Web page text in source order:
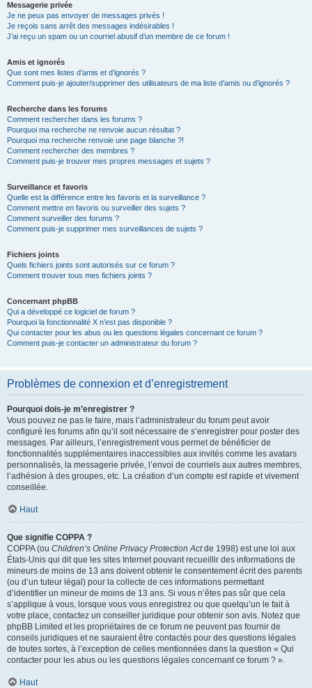
Messagerie privée
Je ne peux pas envoyer de messages privés !
Je reçois sans arrêt des messages indésirables !
J’ai reçu un spam ou un courriel abusif d’un membre de ce forum !
Amis et ignorés
Que sont mes listes d’amis et d’ignorés ?
Comment puis-je ajouter/supprimer des utilisateurs de ma liste d’amis ou d’ignorés ?
Recherche dans les forums
Comment rechercher dans les forums ?
Pourquoi ma recherche ne renvoie aucun résultat ?
Pourquoi ma recherche renvoie une page blanche ?!
Comment rechercher des membres ?
Comment puis-je trouver mes propres messages et sujets ?
Surveillance et favoris
Quelle est la différence entre les favoris et la surveillance ?
Comment mettre en favoris ou surveiller des sujets ?
Comment surveiller des forums ?
Comment puis-je supprimer mes surveillances de sujets ?
Fichiers joints
Quels fichiers joints sont autorisés sur ce forum ?
Comment trouver tous mes fichiers joints ?
Concernant phpBB
Qui a développé ce logiciel de forum ?
Pourquoi la fonctionnalité X n’est pas disponible ?
Qui contacter pour les abus ou les questions légales concernant ce forum ?
Comment puis-je contacter un administrateur du forum ?
Problèmes de connexion et d’enregistrement
Pourquoi dois-je m’enregistrer ?
Vous pouvez ne pas le faire, mais l’administrateur du forum peut avoir
configuré les forums afin qu’il soit nécessaire de s’enregistrer pour poster des
messages. Par ailleurs, l’enregistrement vous permet de bénéficier de
fonctionnalités supplémentaires inaccessibles aux invités comme les avatars
personnalisés, la messagerie privée, l’envoi de courriels aux autres membres,
l’adhésion à des groupes, etc. La création d’un compte est rapide et vivement
conseillée.
Haut
Que signifie COPPA ?
COPPA (ou Children’s Online Privacy Protection Actde 1998) est une loi aux
États-Unis qui dit que les sites Internet pouvant recueillir des informations de
mineurs de moins de 13 ans doivent obtenir le consentement écrit des parents
(ou d’un tuteur légal) pour la collecte de ces informations permettant
d’identifier un mineur de moins de 13 ans. Si vous n’êtes pas sûr que cela
s’applique à vous, lorsque vous vous enregistrez ou que quelqu’un le fait à
votre place, contactez un conseiller juridique pour obtenir son avis. Notez que
phpBB Limited et les propriétaires de ce forum ne peuvent pas fournir de
conseils juridiques et ne sauraient être contactés pour des questions légales
de toutes sortes, à l’exception de celles mentionnées dans la question « Qui
contacter pour les abus ou les questions légales concernant ce forum ? ».
Haut